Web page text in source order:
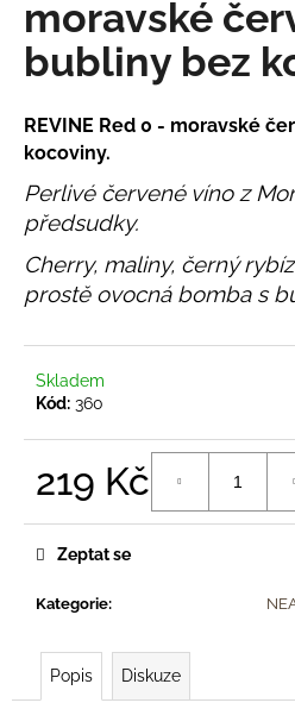
moravské
bubliny bez
REVINE Red 0 - moravské
kocoviny.
Perlivé červené víno z
předsudky.
Cherry, maliny, černý
prostě ovocná bomba s
Skladem
Kód: 360
219 Kč
Kategorie:
Zeptat se
Popis Diskuze
a
t
?
HLEDAT
D
o
p
u
e